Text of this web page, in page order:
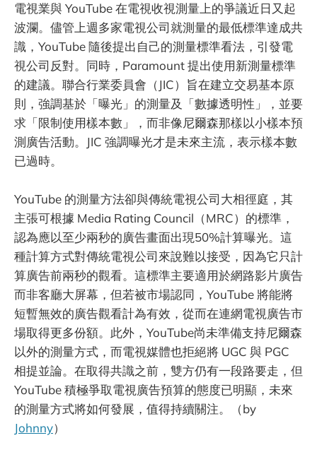
電視業與 YouTube 在電視收視測量上的爭議近日又起
波瀾。儘管上週多家電視公司就測量的最低標準達成共
識，YouTube 隨後提出自己的測量標準看法，引發電
視公司反對。同時，Paramount 提出使用新測量標準
的建議。聯合行業委員會（JIC）旨在建立交易基本原
則，強調基於「曝光」的測量及「數據透明性」，並要
求「限制使用樣本數」，而非像尼爾森那樣以小樣本預
測廣告活動。JIC 強調曝光才是未來主流，表示樣本數
已過時。
YouTube 的測量方法卻與傳統電視公司大相徑庭，其
主張可根據 Media Rating Council（MRC）的標準，
認為應以至少兩秒的廣告畫面出現50%計算曝光。這
種計算方式對傳統電視公司來說難以接受，因為它只計
算廣告前兩秒的觀看。這標準主要適用於網路影片廣告
而非客廳大屏幕，但若被市場認同，YouTube 將能將
短暫無效的廣告觀看計為有效，從而在連網電視廣告市
場取得更多份額。此外，YouTube尚未準備支持尼爾森
以外的測量方式，而電視媒體也拒絕將 UGC 與 PGC
相提並論。在取得共識之前，雙方仍有一段路要走，但
YouTube 積極爭取電視廣告預算的態度已明顯，未來
的測量方式將如何發展，值得持續關注。（by
Johnny）